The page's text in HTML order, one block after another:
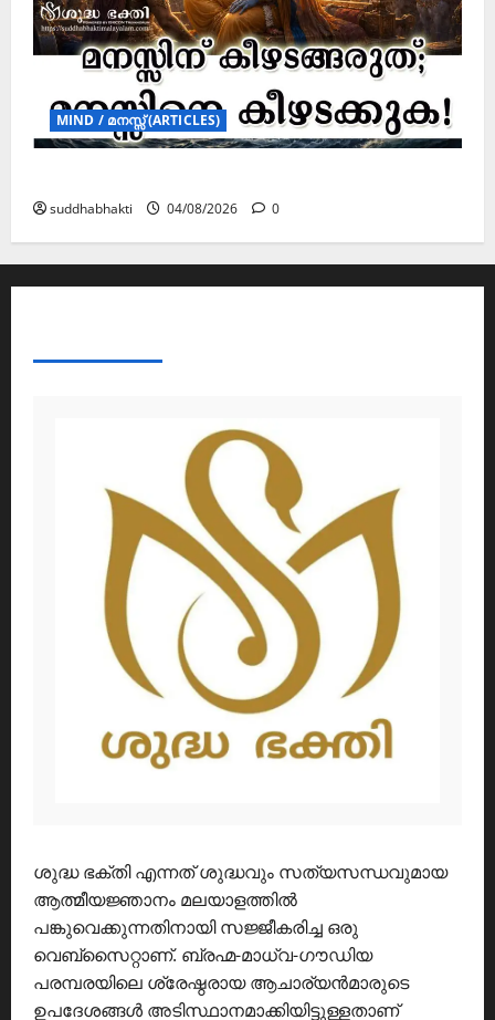
MIND / മനസ്സ് (ARTICLES)
suddhabhakti 04/08/2026 0
ശുദ്ധ ഭക്തി എന്നത് ശുദ്ധവും സത്യസന്ധവുമായ
ആത്മീയജ്ഞാനം മലയാളത്തിൽ
പങ്കുവെക്കുന്നതിനായി സജ്ജീകരിച്ച ഒരു
വെബ്സൈറ്റാണ്. ബ്രഹ്മ-മാധ്വ-ഗൗഡിയ
പരമ്പരയിലെ ശ്രേഷ്ഠരായ ആചാര്യൻമാരുടെ
ഉപദേശങ്ങൾ അടിസ്ഥാനമാക്കിയിട്ടുള്ളതാണ്